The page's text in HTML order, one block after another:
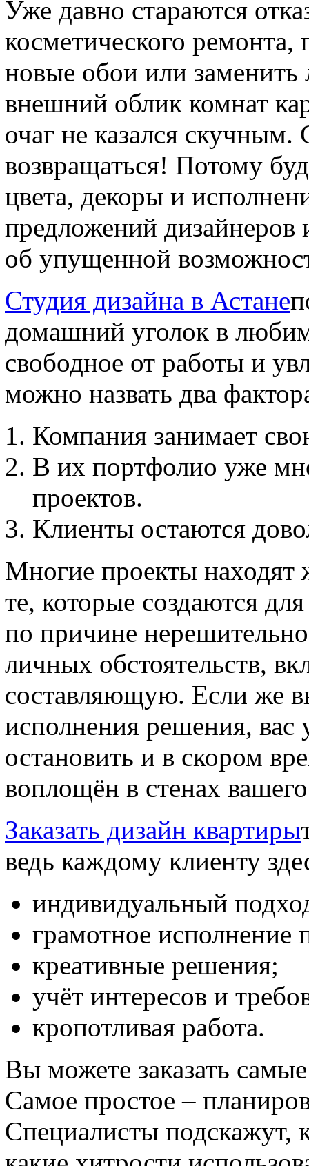
Уже давно стараются
косметического ремонта,
новые обои или
внешний облик комнат
очаг не казался
возвращаться! Потому
цвета, декоры и
предложений дизайнеров
об упущенной
Студия дизайна в Астане
домашний уголок в
свободное от работы и
можно назвать два
Компания занимает
В их портфолио уже
проектов.
Клиенты остаются
Многие проекты находят
те, которые создаются
по причине
личных обстоятельств,
составляющую. Если же
исполнения решения, вас
остановить и в скором
воплощён в стенах
Заказать дизайн квартиры
ведь каждому клиенту
индивидуальный
грамотное исполнение
креативные решения;
учёт интересов и
кропотливая работа.
Вы можете заказать
Самое простое –
Специалисты подскажут,